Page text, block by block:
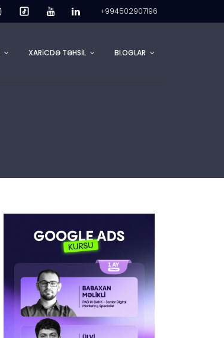
+994502907196
XARİCDƏ TƏHSİL BLOGLAR